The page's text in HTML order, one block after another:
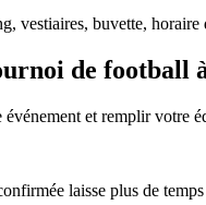
vestiaires, buvette,
de football
et remplir votre
laisse plus de